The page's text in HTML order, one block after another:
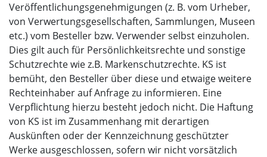
Veröffentlichungsgenehmigungen (z. B. vom Urheber,
von Verwertungsgesellschaften, Sammlungen, Museen
etc.) vom Besteller bzw. Verwender selbst einzuholen.
Dies gilt auch für Persönlichkeitsrechte und sonstige
Schutzrechte wie z.B. Markenschutzrechte. KS ist
bemüht, den Besteller über diese und etwaige weitere
Rechteinhaber auf Anfrage zu informieren. Eine
Verpflichtung hierzu besteht jedoch nicht. Die Haftung
von KS ist im Zusammenhang mit derartigen
Auskünften oder der Kennzeichnung geschützter
Werke ausgeschlossen, sofern wir nicht vorsätzlich